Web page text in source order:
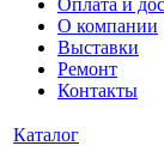
Оплата и
О компании
Выставки
Ремонт
Контакты
Каталог